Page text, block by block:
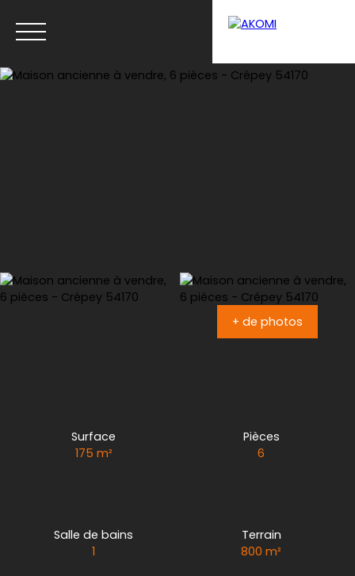
+ de photos
Surface
175 m²
Pièces
6
Salle de bains
1
Terrain
800m²